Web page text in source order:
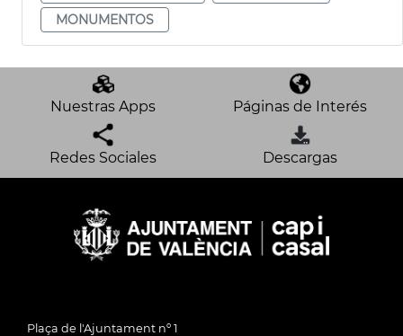
MONUMENTOS
Nuestras Apps Páginas de Interés
Redes Sociales Descargas
Plaça de l'Ajuntament nº 1